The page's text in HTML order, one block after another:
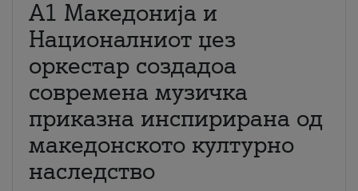
А1 Македонија и
Националниот џез
оркестар создадоа
современа музичка
приказна инспирирана од
македонското културно
наследство